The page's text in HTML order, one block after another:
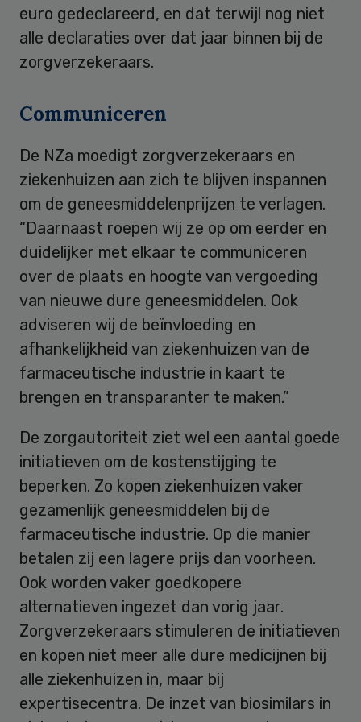
euro gedeclareerd, en dat terwijl nog niet
alle declaraties over dat jaar binnen bij de
zorgverzekeraars.
Communiceren
De NZa moedigt zorgverzekeraars en
ziekenhuizen aan zich te blijven inspannen
om de geneesmiddelenprijzen te verlagen.
“Daarnaast roepen wij ze op om eerder en
duidelijker met elkaar te communiceren
over de plaats en hoogte van vergoeding
van nieuwe dure geneesmiddelen. Ook
adviseren wij de beïnvloeding en
afhankelijkheid van ziekenhuizen van de
farmaceutische industrie in kaart te
brengen en transparanter te maken.”
De zorgautoriteit ziet wel een aantal goede
initiatieven om de kostenstijging te
beperken. Zo kopen ziekenhuizen vaker
gezamenlijk geneesmiddelen bij de
farmaceutische industrie. Op die manier
betalen zij een lagere prijs dan voorheen.
Ook worden vaker goedkopere
alternatieven ingezet dan vorig jaar.
Zorgverzekeraars stimuleren de initiatieven
en kopen niet meer alle dure medicijnen bij
alle ziekenhuizen in, maar bij
expertisecentra. De inzet van biosimilars in